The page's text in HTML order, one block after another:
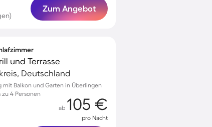
Zum Angebot
und Terrasse
Deutschland
Balkon und Garten in Überlingen
4 Personen
ab 105 €
pro Nacht